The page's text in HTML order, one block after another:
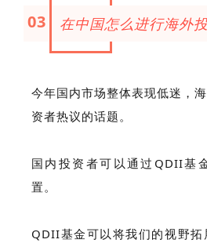
03 在中国怎么进行海外
今年国内市场整体表现低迷，
资者热议的话题。
国内投资者可以通过QDII基
置。
QDII基金可以将我们的视野拓